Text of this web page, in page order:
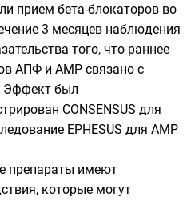
прием бета-блокаторов во
3 месяцев наблюдения
того, что раннее
АПФ и АМР связано с
Эффект был
CONSENSUS для
EPHESUS для АМР
препараты имеют
которые могут